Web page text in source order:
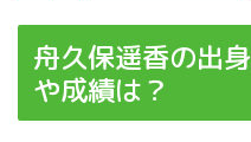
舟久保遥香の出
や成績は？